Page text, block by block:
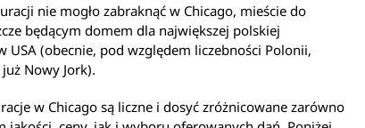
nie mogło zabraknąć w Chicago, mieście do
będącym domem dla największej polskiej
USA (obecnie, pod względem liczebności Polonii,
Nowy Jork).
w Chicago są liczne i dosyć zróżnicowane zarówno